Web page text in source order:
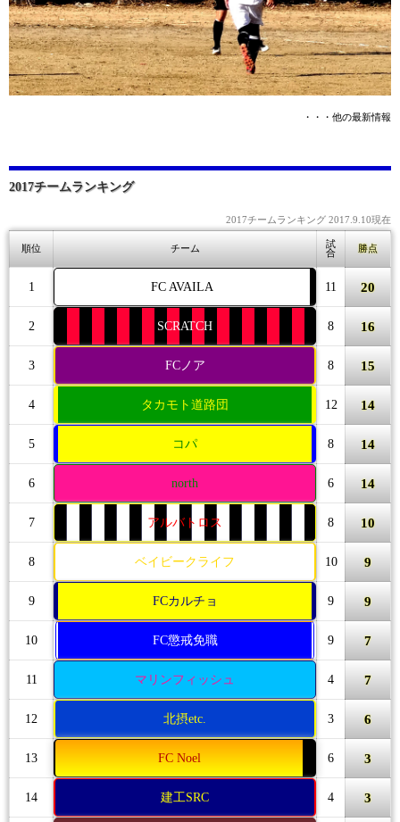
・・・他の最新情報
2017チームランキング
2017チームランキング 2017.9.10現在
順位 チーム
試
合
勝点
1 FC AVAILA 11 20
2 SCRATCH 8 16
3 FCノア 8 15
4 タカモト道路団 12 14
5 コパ 8 14
6 north 6 14
7 アルバトロス 8 10
8 ベイビークライフ 10 9
9 FCカルチョ 9 9
10 FC懲戒免職 9 7
11 マリンフィッシュ 4 7
12 北摂etc. 3 6
13 FC Noel 6 3
14 建工SRC 4 3